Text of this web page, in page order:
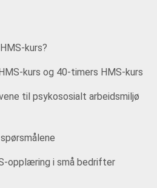
kurs?
kurs og 40-timers HMS-kurs
til psykososialt arbeidsmiljø
opplæring i små bedrifter